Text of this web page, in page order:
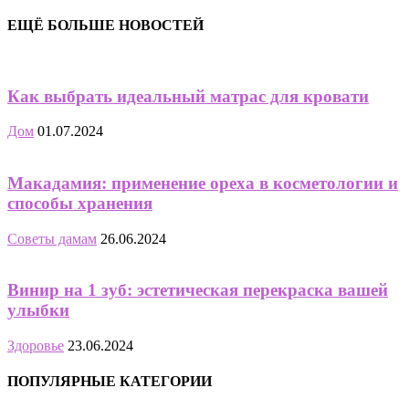
ЕЩЁ БОЛЬШЕ НОВОСТЕЙ
Как выбрать идеальный матрас для кровати
Дом 01.07.2024
Макадамия: применение ореха в косметологии и
способы хранения
Советы дамам 26.06.2024
Винир на 1 зуб: эстетическая перекраска вашей
улыбки
Здоровье 23.06.2024
ПОПУЛЯРНЫЕ КАТЕГОРИИ